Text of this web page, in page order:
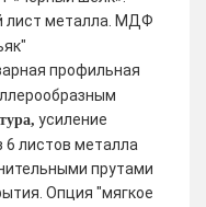
лист металла. МДФ
профильная
усиление
6 листов металла
прутами
Опция "мягкое